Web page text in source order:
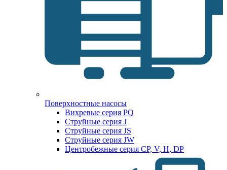
Поверхностные насосы
Вихревые серия PQ
Струйные серия J
Струйные серия JS
Струйные серия JW
Центробежные серия CP, V, H, DP